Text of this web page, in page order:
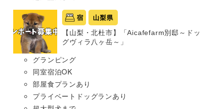
宿 山梨県
【山梨・北杜市】「Aicafefarm別邸～ドッ
グヴィラ八ヶ岳～」
グランピング
同室宿泊OK
部屋食プランあり
プライベートドッグランあり